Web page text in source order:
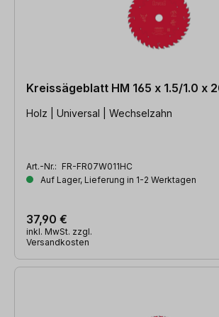
Kreissägeblatt HM 165 x 1.5/1.0 x
Holz | Universal | Wechselzahn
Art.-Nr.: FR-FR07W011HC
Auf Lager, Lieferung in 1-2 Werktagen
37,90 €
inkl. MwSt. zzgl.
Versandkosten